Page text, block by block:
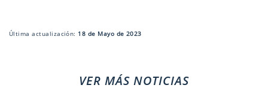
Última actualización: 18 de Mayo de 2023
VER MÁS NOTICIAS